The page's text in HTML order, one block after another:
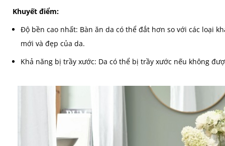
Khuyết điểm:
Độ bền cao nhất: Bàn ăn da có thể đắt hơn so với các loại
mới và đẹp của da.
Khả năng bị trầy xước: Da có thể bị trầy xước nếu không